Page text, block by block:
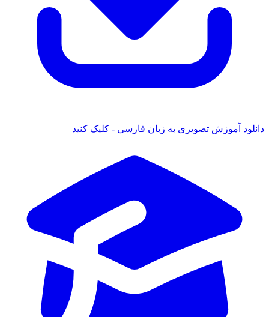
دانلود آموزش تصویری به زبان فارسی - کلیک کنید